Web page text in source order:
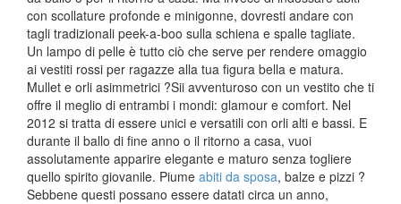
con scollature profonde e minigonne, dovresti andare con
tagli tradizionali peek-a-boo sulla schiena e spalle tagliate.
Un lampo di pelle è tutto ciò che serve per rendere omaggio
ai vestiti rossi per ragazze alla tua figura bella e matura.
Mullet e orli asimmetrici ?Sii avventuroso con un vestito che ti
offre il meglio di entrambi i mondi: glamour e comfort. Nel
2012 si tratta di essere unici e versatili con orli alti e bassi. E
durante il ballo di fine anno o il ritorno a casa, vuoi
assolutamente apparire elegante e maturo senza togliere
quello spirito giovanile. Piume abiti da sposa, balze e pizzi ?
Sebbene questi possano essere datati circa un anno,